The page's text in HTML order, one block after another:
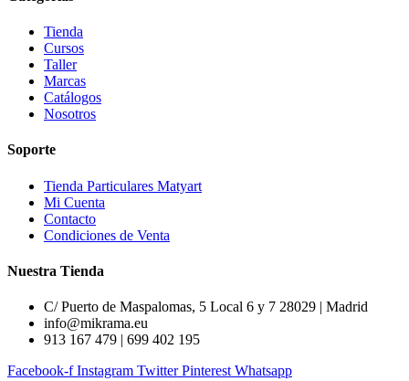
Tienda
Cursos
Taller
Marcas
Catálogos
Nosotros
Soporte
Tienda Particulares Matyart
Mi Cuenta
Contacto
Condiciones de Venta
Nuestra Tienda
C/ Puerto de Maspalomas, 5 Local 6 y 7 28029 | Madrid
info@mikrama.eu
913 167 479 | 699 402 195
Facebook-f Instagram Twitter Pinterest Whatsapp